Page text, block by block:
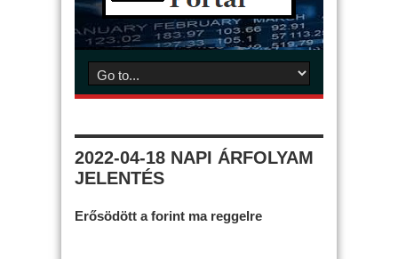
2022-04-18 NAPI ÁRFOLYAM
JELENTÉS
Erősödött a forint ma reggelre